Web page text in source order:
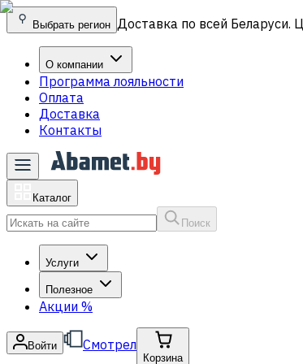
Выбрать регион Доставка по всей Беларуси.
О компании
Программа лояльности
Оплата
Доставка
Контакты
Каталог
Поиск
Услуги
Полезное
Акции %
Войти Смотрел
Корзина